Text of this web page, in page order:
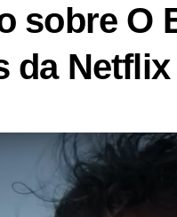
sobre O
da Netflix